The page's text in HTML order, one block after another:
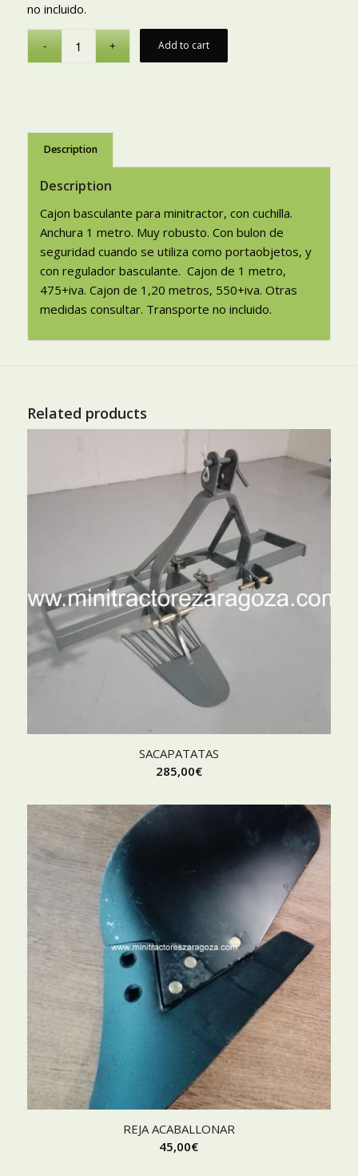
no incluido.
Add to cart
Description
Description
Cajon basculante para minitractor, con cuchilla.
Anchura 1 metro. Muy robusto. Con bulon de
seguridad cuando se utiliza como portaobjetos, y
con regulador basculante. Cajon de 1 metro,
475+iva. Cajon de 1,20 metros, 550+iva. Otras
medidas consultar. Transporte no incluido.
Related products
SACAPATATAS
285,00€
REJA ACABALLONAR
45,00€